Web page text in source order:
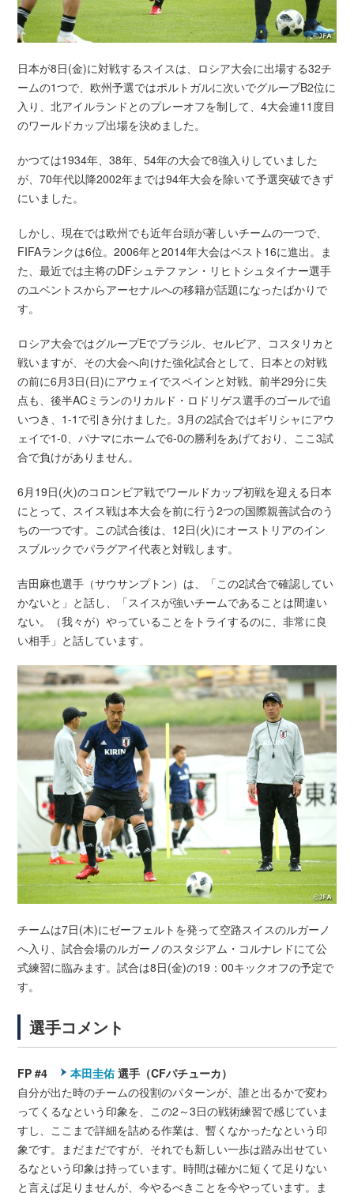
日本が8日(金)に対戦するスイスは、ロシア大会に出場する32チ
ームの1つで、欧州予選ではポルトガルに次いでグループB2位に
入り、北アイルランドとのプレーオフを制して、4大会連11度目
のワールドカップ出場を決めました。
かつては1934年、38年、54年の大会で8強入りしていました
が、70年代以降2002年までは94年大会を除いて予選突破できず
にいました。
しかし、現在では欧州でも近年台頭が著しいチームの一つで、
FIFAランクは6位。2006年と2014年大会はベスト16に進出。ま
た、最近では主将のDFシュテファン・リヒトシュタイナー選手
のユベントスからアーセナルへの移籍が話題になったばかりで
す。
ロシア大会ではグループEでブラジル、セルビア、コスタリカと
戦いますが、その大会へ向けた強化試合として、日本との対戦
の前に6月3日(日)にアウェイでスペインと対戦。前半29分に失
点も、後半ACミランのリカルド・ロドリゲス選手のゴールで追
いつき、1-1で引き分けました。3月の2試合ではギリシャにアウ
ェイで1-0、パナマにホームで6-0の勝利をあげており、ここ3試
合で負けがありません。
6月19日(火)のコロンビア戦でワールドカップ初戦を迎える日本
にとって、スイス戦は本大会を前に行う2つの国際親善試合のう
ちの一つです。この試合後は、12日(火)にオーストリアのイン
スブルックでパラグアイ代表と対戦します。
吉田麻也選手（サウサンプトン）は、「この2試合で確認してい
かないと」と話し、「スイスが強いチームであることは間違い
ない。（我々が）やっていることをトライするのに、非常に良
い相手」と話しています。
チームは7日(木)にゼーフェルトを発って空路スイスのルガーノ
へ入り、試合会場のルガーノのスタジアム・コルナレドにて公
式練習に臨みます。試合は8日(金)の19：00キックオフの予定で
す。
選手コメント
FP #4 本田圭佑 選手（CFパチューカ）
自分が出た時のチームの役割のパターンが、誰と出るかで変わ
ってくるなという印象を、この2～3日の戦術練習で感じていま
すし、ここまで詳細を詰める作業は、暫くなかったなという印
象です。まだまだですが、それでも新しい一歩は踏み出せてい
るなという印象は持っています。時間は確かに短くて足りない
と言えば足りませんが、今やるべきことを今やっています。ま